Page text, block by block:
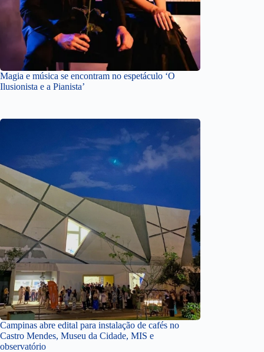
Magia e música se encontram no espetáculo ‘O
Ilusionista e a Pianista’
Campinas abre edital para instalação de cafés no
Castro Mendes, Museu da Cidade, MIS e
observatório